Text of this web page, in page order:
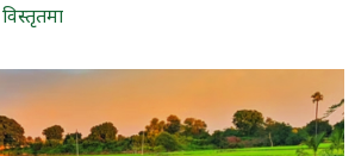
विस्तृतमा